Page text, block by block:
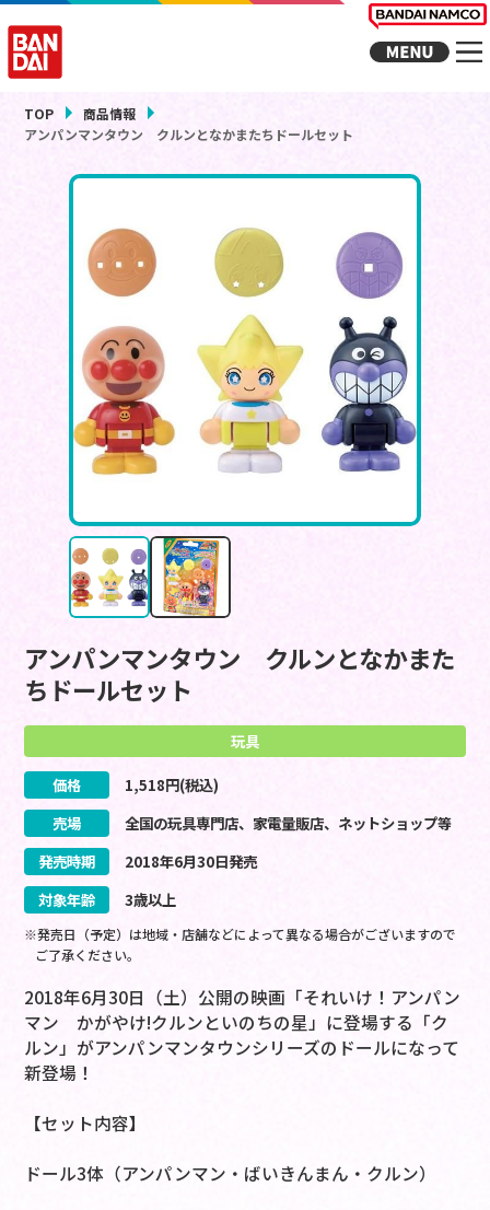
TOP
商品情報
アンパンマンタウン クルンとなかまたちドールセット
アンパンマンタウン クルンとなかまた
ちドールセット
玩具
価格 1,518円(税込)
売場
全国の玩具専門店、家電量販店、ネットショップ等
発売時期
2018年6月30日発売
対象年齢
3歳以上
※発売日（予定）は地域・店舗などによって異なる場合がございますので
ご了承ください。
2018年6月30日（土）公開の映画「それいけ！アンパン
マン かがやけ!クルンといのちの星」に登場する「ク
ルン」がアンパンマンタウンシリーズのドールになって
新登場！
【セット内容】
ドール3体（アンパンマン・ばいきんまん・クルン）